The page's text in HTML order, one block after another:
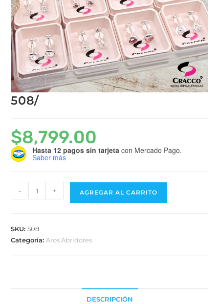
508/
$8,799.00
Hasta 12 pagos sin tarjeta con Mercado Pago.
Saber más
- + AGREGAR AL CARRITO
SKU:508
Categoría:Aros Abridores
DESCRIPCIÓN